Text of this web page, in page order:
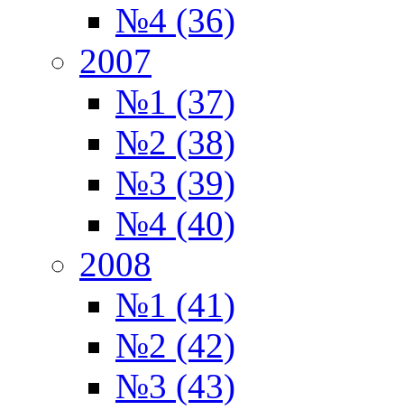
№4 (36)
2007
№1 (37)
№2 (38)
№3 (39)
№4 (40)
2008
№1 (41)
№2 (42)
№3 (43)